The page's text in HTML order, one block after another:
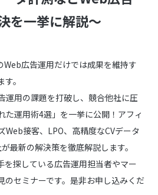
を一挙に解説〜
Web広告運用だけでは成果を維持す
。
運用の課題を打破し、競合他社に圧
た運用術4選」を一挙に公開！アフィ
Web接客、LPO、高精度なCVデータ
最新の解決策を徹底解説します。
を探している広告運用担当者やマー
のセミナーです。是非お申し込みくだ